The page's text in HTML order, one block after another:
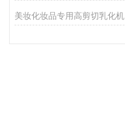
美妆化妆品专用高剪切乳化机